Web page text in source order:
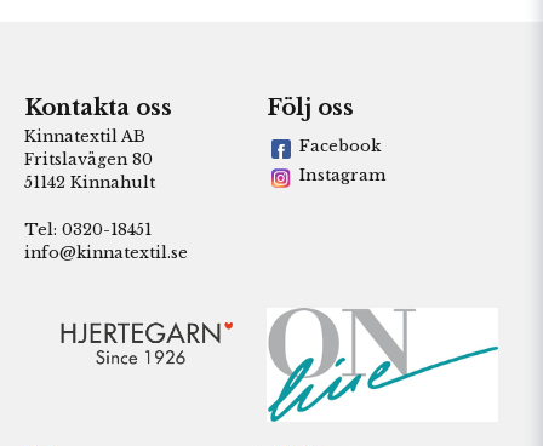
Kontakta oss
Kinnatextil AB
Fritslavägen 80
51142 Kinnahult
Tel: 0320-18451
info@kinnatextil.se
Följ oss
Facebook
Instagram